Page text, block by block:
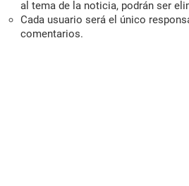
al tema de la noticia, podrán ser
Cada usuario será el único
comentarios.